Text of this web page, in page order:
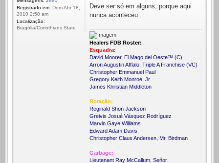
Registrado em: Dom Abr 18,
2010 2:50 am
Localização:
Bragólia/Corinthians State
Deve ser só em alguns, porque aqui
nunca aconteceu
Healers FDB Roster:
Esquadra:
David Moorer, El Mago del Oeste™ (C)
Arron Augustin Afflalo, Triple A Franchise (VC)
Christopher Emmanuel Paul
Gregory Keith Monroe, Jr.
James Khristian Middleton
Rotação:
Reginald Shon Jackson
Greivis Josué Vásquez Rodríguez
Marvin Gaye Williams
Edward Adam Davis
Christopher Claus Andersen, Mr. Birdman
Garbage:
Lieutenant Ray McCallum, Señor